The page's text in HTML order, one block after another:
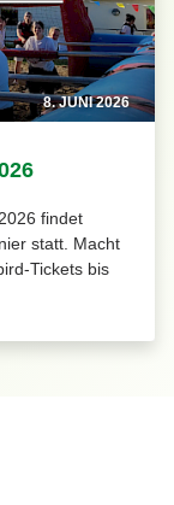
8. JUNI 2026
findet
statt. Macht
Tickets bis